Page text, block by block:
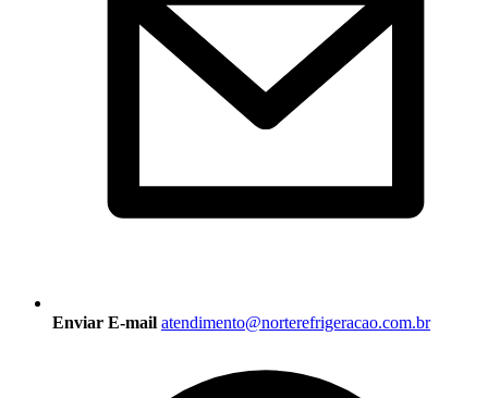
Enviar E-mail atendimento@norterefrigeracao.com.br